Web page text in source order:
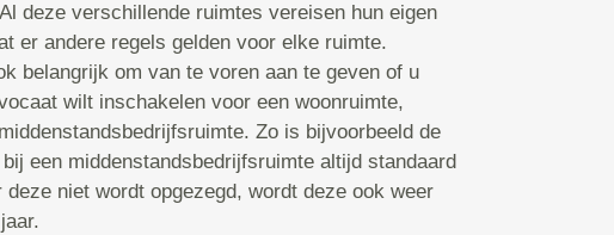
deze verschillende ruimtes vereisen hun eigen
er andere regels gelden voor elke ruimte.
belangrijk om van te voren aan te geven of u
wilt inschakelen voor een woonruimte,
Zo is bijvoorbeeld de
een middenstandsbedrijfsruimte altijd standaard
deze niet wordt opgezegd, wordt deze ook weer